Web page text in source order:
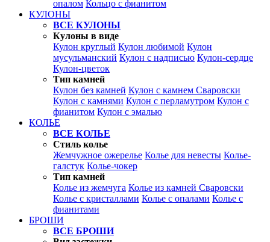
опалом Кольцо с фианитом
КУЛОНЫ
ВСЕ КУЛОНЫ
Кулоны в виде
Кулон круглый Кулон любимой Кулон
мусульманский Кулон с надписью Кулон-сердце
Кулон-цветок
Тип камней
Кулон без камней Кулон с камнем Сваровски
Кулон с камнями Кулон с перламутром Кулон с
фианитом Кулон с эмалью
КОЛЬЕ
ВСЕ КОЛЬЕ
Стиль колье
Жемчужное ожерелье Колье для невесты Колье-
галстук Колье-чокер
Тип камней
Колье из жемчуга Колье из камней Сваровски
Колье с кристаллами Колье с опалами Колье с
фианитами
БРОШИ
ВСЕ БРОШИ